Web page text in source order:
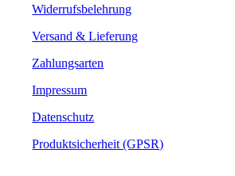
Widerrufsbelehrung
Versand & Lieferung
Zahlungsarten
Impressum
Datenschutz
Produktsicherheit (GPSR)